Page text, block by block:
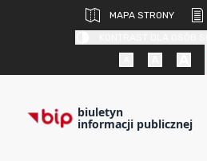
MAPA STRONY
biuletyn
informacji publicznej